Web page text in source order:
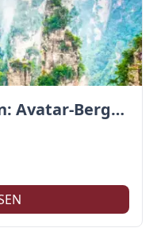
Zhangjiajie entdecken: Avatar-Berge & Altstadt von Fenghuang